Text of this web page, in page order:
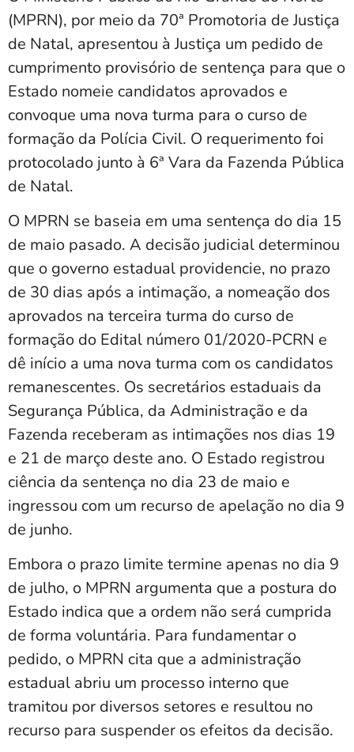
(MPRN), por meio da 70ª Promotoria de Justiça
de Natal, apresentou à Justiça um pedido de
cumprimento provisório de sentença para que o
Estado nomeie candidatos aprovados e
convoque uma nova turma para o curso de
formação da Polícia Civil. O requerimento foi
protocolado junto à 6ª Vara da Fazenda Pública
de Natal.
O MPRN se baseia em uma sentença do dia 15
de maio pasado. A decisão judicial determinou
que o governo estadual providencie, no prazo
de 30 dias após a intimação, a nomeação dos
aprovados na terceira turma do curso de
formação do Edital número 01/2020-PCRN e
dê início a uma nova turma com os candidatos
remanescentes. Os secretários estaduais da
Segurança Pública, da Administração e da
Fazenda receberam as intimações nos dias 19
e 21 de março deste ano. O Estado registrou
ciência da sentença no dia 23 de maio e
ingressou com um recurso de apelação no dia 9
de junho.
Embora o prazo limite termine apenas no dia 9
de julho, o MPRN argumenta que a postura do
Estado indica que a ordem não será cumprida
de forma voluntária. Para fundamentar o
pedido, o MPRN cita que a administração
estadual abriu um processo interno que
tramitou por diversos setores e resultou no
recurso para suspender os efeitos da decisão.